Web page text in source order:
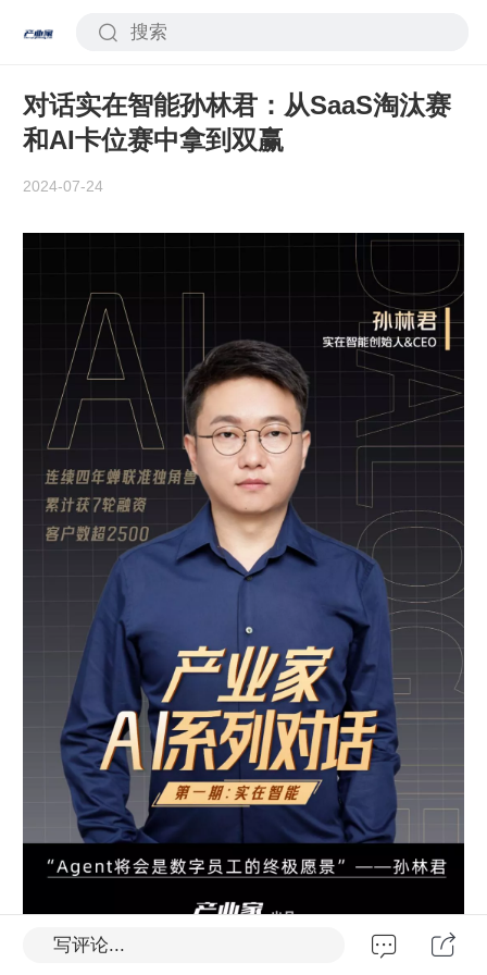
对话实在智能孙林君：从SaaS淘汰赛
和AI卡位赛中拿到双赢
2024-07-24
写评论...